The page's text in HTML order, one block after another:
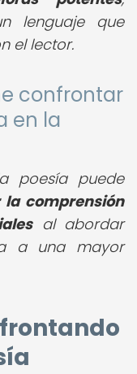
lenguaje que
el lector.
confrontar
en la
poesía puede
la comprensión
al abordar
a una mayor